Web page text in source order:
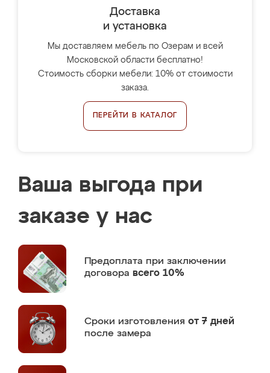
Доставка
и установка
Мы доставляем мебель по Озерам и всей
Московской области бесплатно!
Стоимость сборки мебели: 10% от стоимости
заказа.
ПЕРЕЙТИ В КАТАЛОГ
Ваша выгода при
заказе у нас
Предоплата при заключении
договора всего 10%
Сроки изготовления от 7 дней
после замера